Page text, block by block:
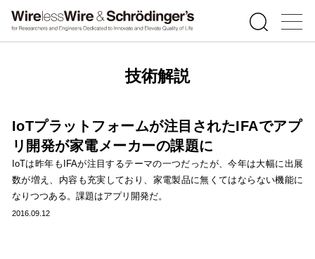
技術解説
IoTプラットフォームが注目されたIFAでアプ
リ開発が家電メーカーの課題に
IoTは昨年もIFAが注目するテーマの一つだったが、今年は大幅に出展
数が増え、内容も充実しており、家電製品に無くてはならない機能に
なりつつある。課題はアプリ開発だ。
2016.09.12